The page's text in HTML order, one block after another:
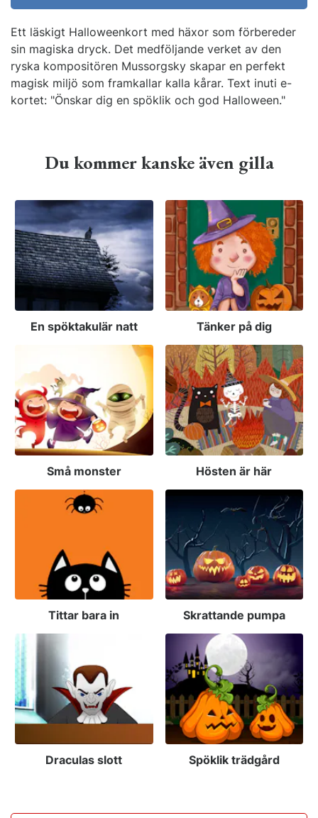
Ett läskigt Halloweenkort med häxor som förbereder
sin magiska dryck. Det medföljande verket av den
ryska kompositören Mussorgsky skapar en perfekt
magisk miljö som framkallar kalla kårar. Text inuti e-
kortet: "Önskar dig en spöklik och god Halloween."
Du kommer kanske även gilla
En spöktakulär natt Tänker på dig
Små monster Hösten är här
Tittar bara in Skrattande pumpa
Draculas slott Spöklik trädgård